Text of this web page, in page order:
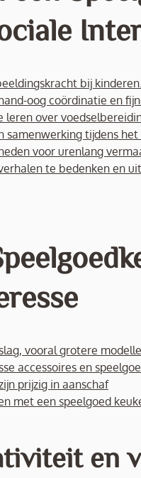
bij kinderen.
oog coördinatie en
over
tijdens het
voor urenlang
te bedenken en
vooral grotere
accessoires en
prijzig in aanschaf
met een speelgoed
en